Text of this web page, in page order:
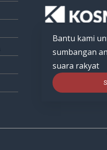
Bantu kami
sumbangan
suara rakyat